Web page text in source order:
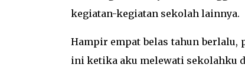
kegiatan-kegiatan sekolah lainnya.
Hampir empat belas tahun berlalu,
ini ketika aku melewati sekolahku